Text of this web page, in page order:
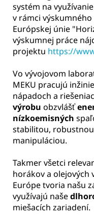
systém na
v rámci
Európskej únie
výskumnej práce
projektu https://
Vo vývojovom
MEKU pracujú
nápadoch a
výrobu obzvlášť
nízkoemisných
stabilitou,
manipuláciou.
Takmer všetci
horákov a olejových
Európe tvoria našu
využívajú naše
miešacích zariadení.